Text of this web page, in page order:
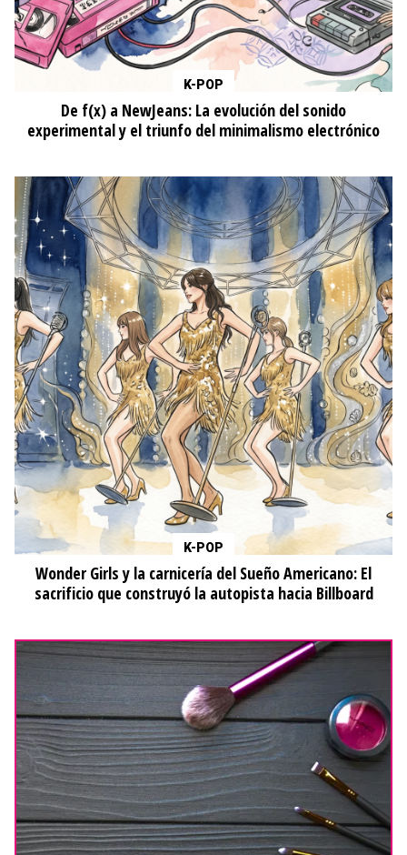
K-POP
De f(x) a NewJeans: La evolución del sonido
experimental y el triunfo del minimalismo electrónico
K-POP
Wonder Girls y la carnicería del Sueño Americano: El
sacrificio que construyó la autopista hacia Billboard